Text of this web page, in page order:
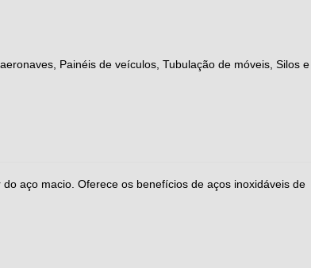
Painéis de veículos, Tubulação de móveis, Silos e
aço macio. Oferece os benefícios de aços inoxidáveis de